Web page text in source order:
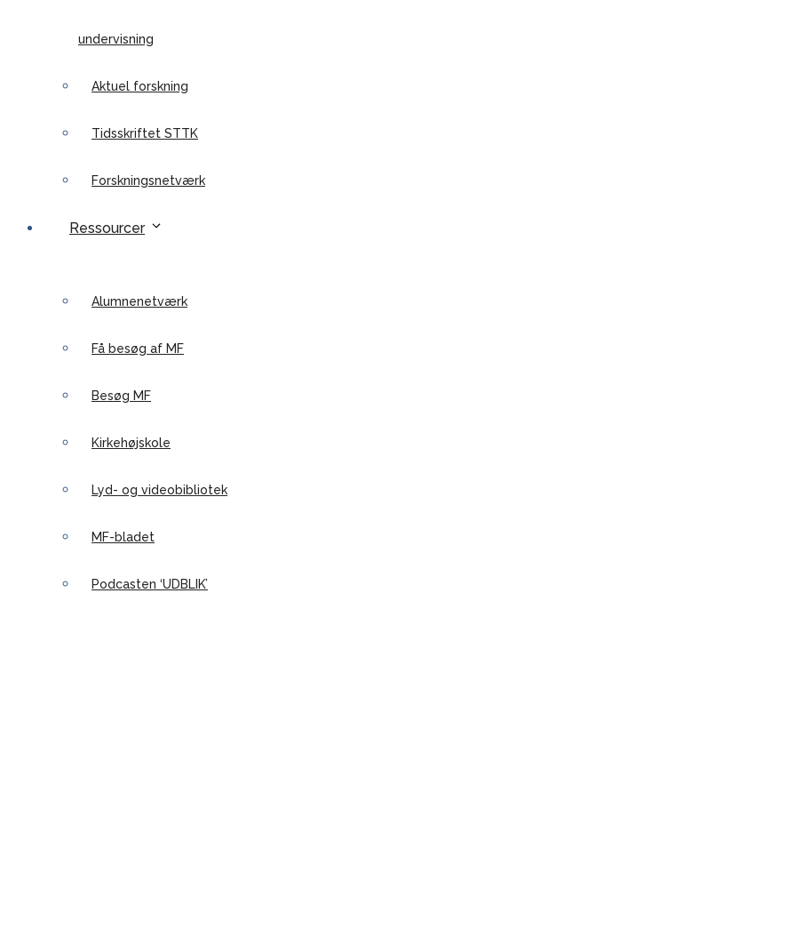
undervisning
Aktuel forskning
Tidsskriftet STTK
Forskningsnetværk
Ressourcer
Alumnenetværk
Få besøg af MF
Besøg MF
Kirkehøjskole
Lyd- og videobibliotek
MF-bladet
Podcasten ‘UDBLIK’